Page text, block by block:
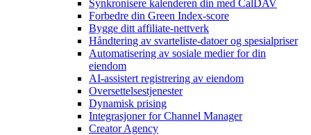
Synkronisere kalenderen din med CalDAV
Forbedre din Green Index-score
Bygge ditt affiliate-nettverk
Håndtering av svarteliste-datoer og spesialpriser
Automatisering av sosiale medier for din
eiendom
AI-assistert registrering av eiendom
Oversettelsestjenester
Dynamisk prising
Integrasjoner for Channel Manager
Creator Agency